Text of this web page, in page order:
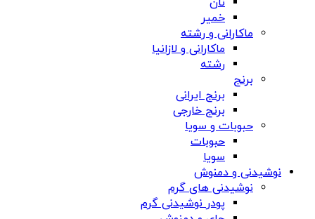
خمیر
ماکارانی و رشته
ماکارانی و لازانیا
رشته
برنج
برنج ایرانی
برنج خارجی
حبوبات و سویا
حبوبات
سویا
نوشیدنی و دمنوش
نوشیدنی های گرم
پودر نوشیدنی گرم